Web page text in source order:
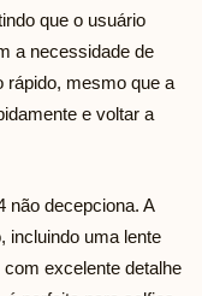
que o usuário
a necessidade de
rápido, mesmo que a
e voltar a
não decepciona. A
incluindo uma lente
excelente detalhe